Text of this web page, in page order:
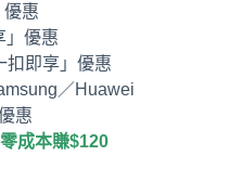
優惠
」優惠
扣即享」優惠
／Huawei
惠
成本賺$120